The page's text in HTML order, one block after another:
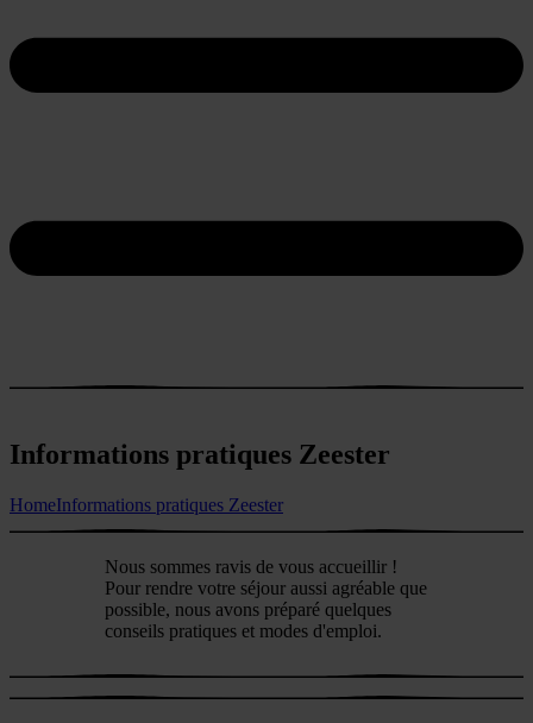
Informations pratiques Zeester
HomeInformations pratiques Zeester
Nous sommes ravis de vous accueillir !
Pour rendre votre séjour aussi agréable que
possible, nous avons préparé quelques
conseils pratiques et modes d'emploi.